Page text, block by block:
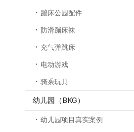
蹦床公园配件
防滑蹦床袜
充气弹跳床
电动游戏
骑乘玩具
幼儿园（BKG）
幼儿园项目真实案例